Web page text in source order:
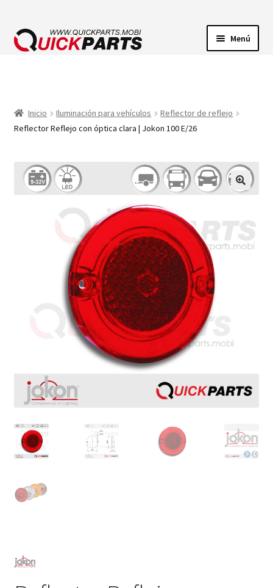
Menú
CLAXONES
Inicio Iluminación para vehículos
Reflector de reflejo
Reflector Reflejo con óptica clara | Jokon 100 E/26